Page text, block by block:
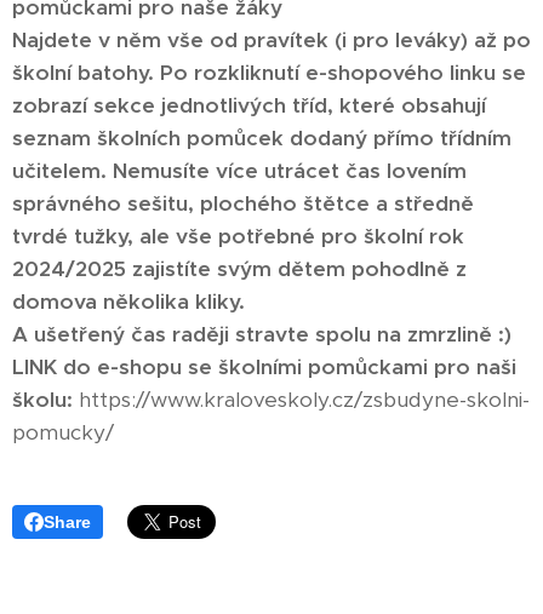
pomůckami pro naše žáky
Najdete v něm vše od pravítek (i pro leváky) až po
školní batohy. Po rozkliknutí e-shopového linku se
zobrazí sekce jednotlivých tříd, které obsahují
seznam školních pomůcek dodaný přímo třídním
učitelem. Nemusíte více utrácet čas lovením
správného sešitu, plochého štětce a středně
tvrdé tužky, ale vše potřebné pro školní rok
2024/2025 zajistíte svým dětem pohodlně z
domova několika kliky.
A ušetřený čas raději stravte spolu na zmrzlině :)
LINK do e-shopu se školními pomůckami pro naši
školu: https://www.kraloveskoly.cz/zsbudyne-skolni-
pomucky/
Share